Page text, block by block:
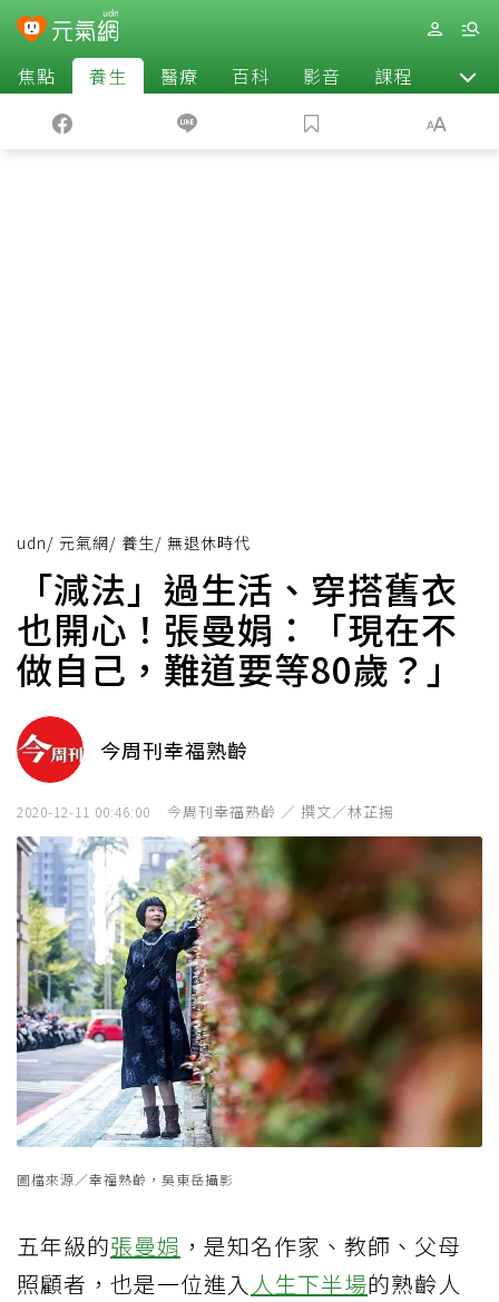
焦點 養生 醫療 百科 影音 課程 退休
udn/ 元氣網/ 養生/ 無退休時代
「減法」過生活、穿搭舊衣
也開心！張曼娟：「現在不
做自己，難道要等80歲？」
今周刊幸福熟齡
2020-12-11 00:46:00 今周刊幸福熟齡 ／ 撰文／林芷揚
圖檔來源／幸福熟齡，吳東岳攝影
五年級的張曼娟 ，是知名作家、教師、父母
照顧者，也是一位進入 人生下半場的熟齡人